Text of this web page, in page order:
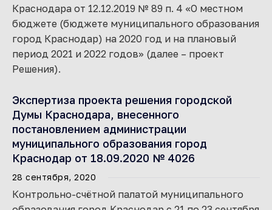
Краснодара от 12.12.2019 № 89 п. 4 «О местном
бюджете (бюджете муниципального образования
город Краснодар) на 2020 год и на плановый
период 2021 и 2022 годов» (далее – проект
Решения).
Экспертиза проекта решения городской
Думы Краснодара, внесенного
постановлением администрации
муниципального образования город
Краснодар от 18.09.2020 № 4026
28 сентября, 2020
Контрольно-счётной палатой муниципального